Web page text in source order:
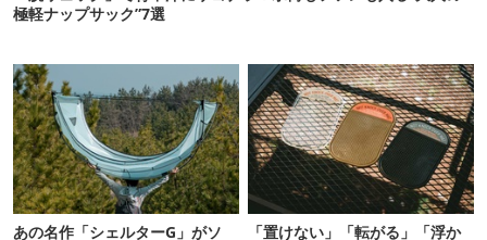
極軽ナップサック”7選
あの名作「シェルターG」がソ
「置けない」「転がる」「浮か